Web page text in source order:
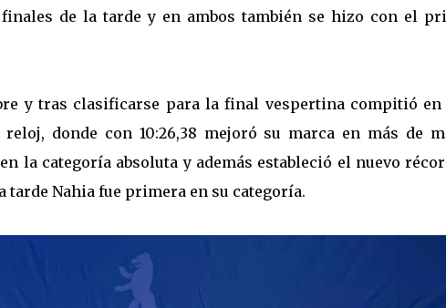
finales de la tarde y en ambos también se hizo con el
y tras clasificarse para la final vespertina compitió en
donde con 10:26,38 mejoró su marca en más de
la categoría absoluta y además estableció el nuevo
tarde Nahia fue primera en su categoría.